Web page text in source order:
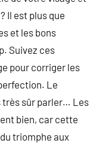
Il est plus que
et les bons
Suivez ces
pour corriger les
Le
très sûr parler… Les
bien, car cette
triomphe aux